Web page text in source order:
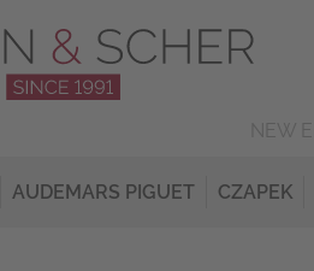
AUDEMARS PIGUET CZAPEK